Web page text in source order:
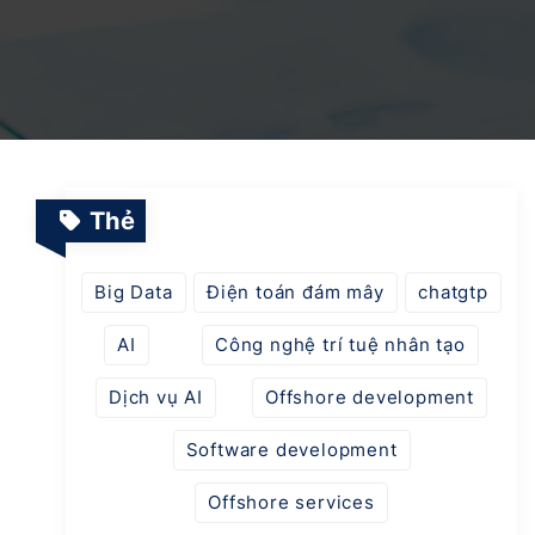
Thẻ
Big Data Điện toán đám mây chatgtp
AI Công nghệ trí tuệ nhân tạo
Dịch vụ AI Offshore development
Software development
Offshore services